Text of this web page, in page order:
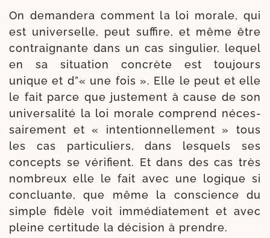
On deman­de­ra com­ment la loi morale, qui
est uni­ver­selle, peut suf­fire, et même être
contrai­gnante dans un cas sin­gu­lier, lequel
en sa situa­tion concrète est tou­jours
unique et d”« une fois ». Elle le peut et elle
le fait parce que jus­te­ment à cause de son
uni­ver­sa­li­té la loi morale com­prend néces­
sai­re­ment et « inten­tion­nel­le­ment » tous
les cas par­ti­cu­liers, dans les­quels ses
concepts se véri­fient. Et dans des cas très
nom­breux elle le fait avec une logique si
concluante, que même la conscience du
simple fidèle voit immé­dia­te­ment et avec
pleine cer­ti­tude la dé­cision à prendre.